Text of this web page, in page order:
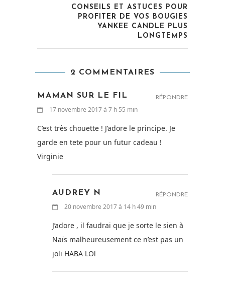
CONSEILS ET ASTUCES POUR
PROFITER DE VOS BOUGIES
YANKEE CANDLE PLUS
LONGTEMPS
2 COMMENTAIRES
MAMAN SUR LE FIL
17 novembre 2017 à 7 h 55 min
C’est très chouette ! J’adore le principe. Je
garde en tete pour un futur cadeau !
Virginie
RÉPONDRE
AUDREY N
20 novembre 2017 à 14 h 49 min
J’adore , il faudrai que je sorte le sien à
Naïs malheureusement ce n’est pas un
joli HABA LOl
RÉPONDRE